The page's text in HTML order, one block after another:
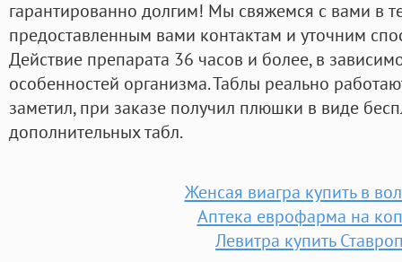
гарантированно долгим! Мы свяжемся с вами в
предоставленным вами контактам и уточним
Действие препарата 36 часов и более, в
особенностей организма. Таблы реально
заметил, при заказе получил плюшки в виде
дополнительных табл.
Женсая виагра купить в
Аптека еврофарма на
Левитра купить